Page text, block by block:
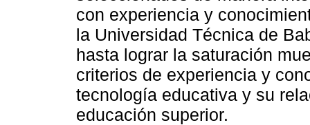
con experiencia y
la Universidad Técnica de
hasta lograr la saturación
criterios de experiencia y
tecnología educativa y su
educación superior.